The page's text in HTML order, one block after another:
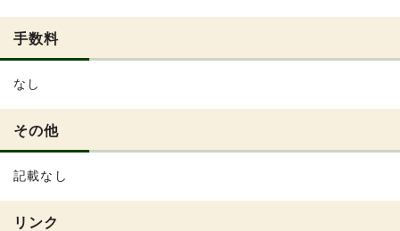
手数料
なし
その他
記載なし
リンク